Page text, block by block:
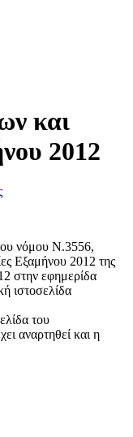
και
2012
νόμου Ν.3556,
Εξαμήνου 2012 της
στην εφημερίδα
ιστοσελίδα
του
αναρτηθεί και η